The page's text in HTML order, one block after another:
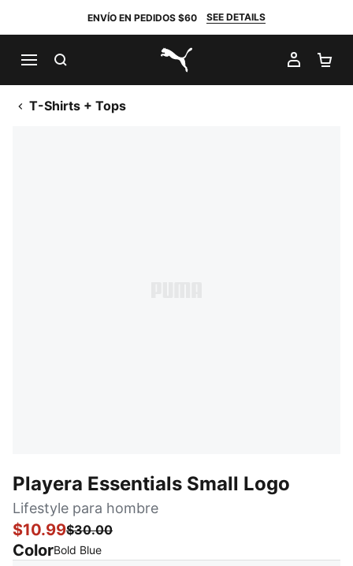
ENVÍO EN PEDIDOS $60 SEE DETAILS
PUMA.com
MI
T-Shirts + Tops
Playera Essentials Small Logo
Lifestyle para hombre
$10.99$30.00
ColorBold Blue: